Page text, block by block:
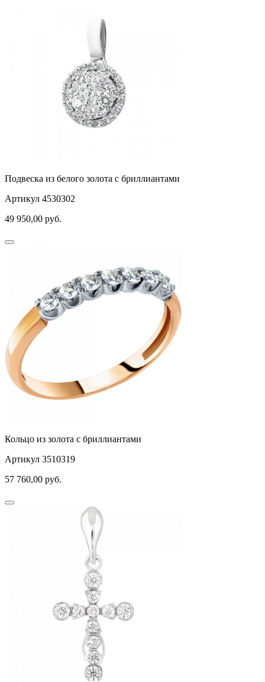
Подвеска из белого золота с бриллиантами
Артикул 4530302
49 950,00 руб.
Кольцо из золота с бриллиантами
Артикул 3510319
57 760,00 руб.